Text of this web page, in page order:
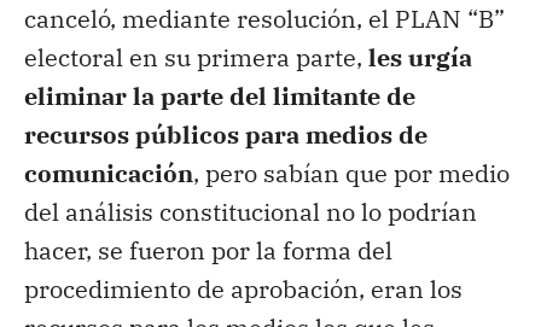
canceló, mediante resolución, el PLAN “B”
electoral en su primera parte, les urgía
eliminar la parte del limitante de
recursos públicos para medios de
comunicación, pero sabían que por medio
del análisis constitucional no lo podrían
hacer, se fueron por la forma del
procedimiento de aprobación, eran los